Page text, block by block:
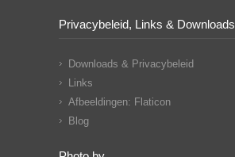
Privacybeleid, Links & Downloads
Downloads & Privacybeleid
Links
Afbeeldingen: Flaticon
Blog